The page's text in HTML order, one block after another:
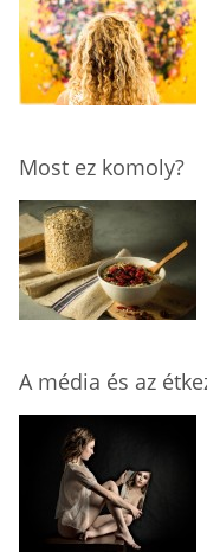
Most ez komoly?
A média és az